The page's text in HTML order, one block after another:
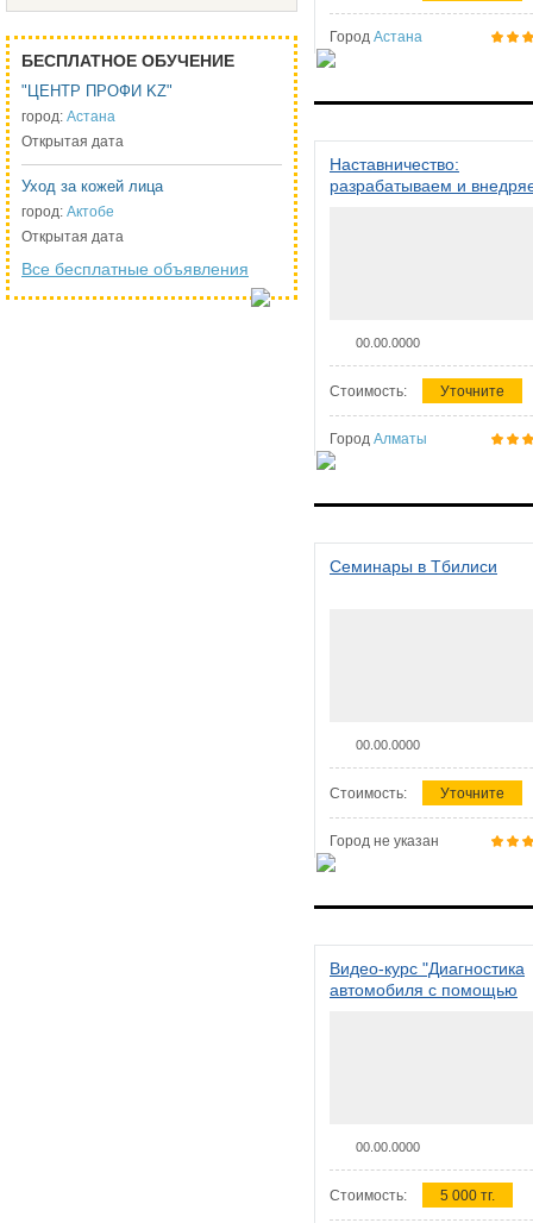
БЕСПЛАТНОЕ ОБУЧЕНИЕ
"ЦЕНТР ПРОФИ KZ"
город: Астана
Открытая дата
Уход за кожей лица
город: Актобе
Открытая дата
Все бесплатные объявления
Город Астана
Наставничество:
разрабатываем и
00.00.0000
Стоимость: Уточните
Город Алматы
Семинары в Тбилиси
00.00.0000
Стоимость: Уточните
Город не указан
Видео-курс "Диагностика
автомобиля с помощью
00.00.0000
Стоимость: 5 000 тг.